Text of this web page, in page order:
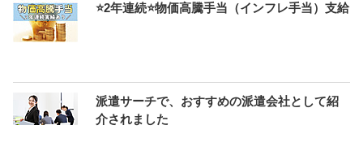
⭐2年連続⭐物価高騰手当（インフレ手当）支給
派遣サーチで、おすすめの派遣会社として紹
介されました